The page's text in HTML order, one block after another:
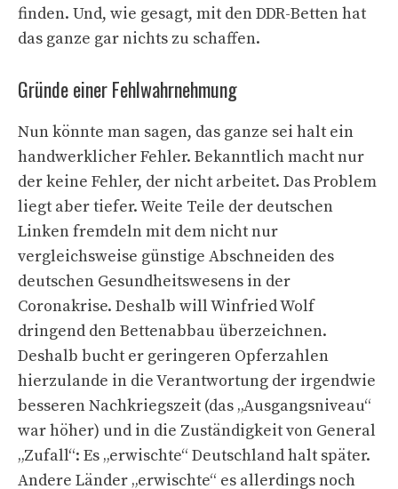
finden. Und, wie gesagt, mit den DDR-Betten hat
das ganze gar nichts zu schaffen.
Gründe einer Fehlwahrnehmung
Nun könnte man sagen, das ganze sei halt ein
handwerklicher Fehler. Bekanntlich macht nur
der keine Fehler, der nicht arbeitet. Das Problem
liegt aber tiefer. Weite Teile der deutschen
Linken fremdeln mit dem nicht nur
vergleichsweise günstige Abschneiden des
deutschen Gesundheitswesens in der
Coronakrise. Deshalb will Winfried Wolf
dringend den Bettenabbau überzeichnen.
Deshalb bucht er geringeren Opferzahlen
hierzulande in die Verantwortung der irgendwie
besseren Nachkriegszeit (das „Ausgangsniveau“
war höher) und in die Zuständigkeit von General
„Zufall“: Es „erwischte“ Deutschland halt später.
Andere Länder „erwischte“ es allerdings noch